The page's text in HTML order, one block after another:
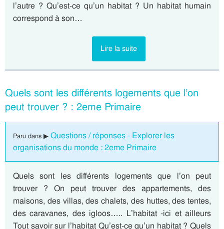
l’autre ? Qu’est-ce qu’un habitat ? Un habitat humain
correspond à son…
Lire la suite
Quels sont les différents logements que l’on
peut trouver ? : 2eme Primaire
Paru dans ▶ Questions / réponses - Explorer les
organisations du monde : 2eme Primaire
Quels sont les différents logements que l’on peut
trouver ? On peut trouver des appartements, des
maisons, des villas, des chalets, des huttes, des tentes,
des caravanes, des igloos….. L’habitat -ici et ailleurs
Tout savoir sur l’habitat Qu’est-ce qu’un habitat ? Quels